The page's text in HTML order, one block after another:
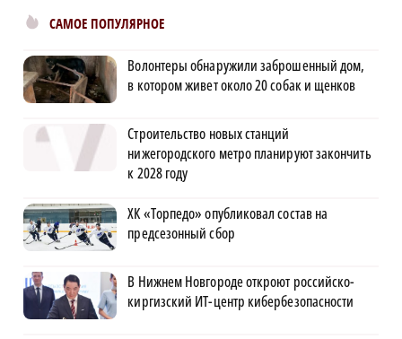
САМОЕ ПОПУЛЯРНОЕ
Волонтеры обнаружили заброшенный дом,
в котором живет около 20 собак и щенков
Строительство новых станций
нижегородского метро планируют закончить
к 2028 году
ХК «Торпедо» опубликовал состав на
предсезонный сбор
В Нижнем Новгороде откроют российско-
киргизский ИТ-центр кибербезопасности